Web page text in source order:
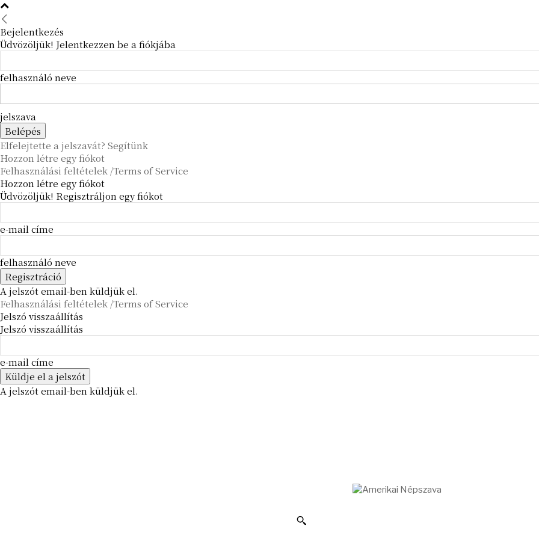
Bejelentkezés
Üdvözöljük! Jelentkezzen be a fiókjába
felhasználó neve
jelszava
Elfelejtette a jelszavát? Segítünk
Hozzon létre egy fiókot
Felhasználási feltételek /Terms of Service
Hozzon létre egy fiókot
Üdvözöljük! Regisztráljon egy fiókot
e-mail címe
felhasználó neve
A jelszót email-ben küldjük el.
Felhasználási feltételek /Terms of Service
Jelszó visszaállítás
Jelszó visszaállítás
e-mail címe
A jelszót email-ben küldjük el.